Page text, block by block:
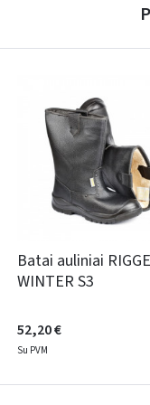
Batai auliniai
WINTER S3
52,20 €
Su PVM